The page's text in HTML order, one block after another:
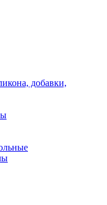
добавки,